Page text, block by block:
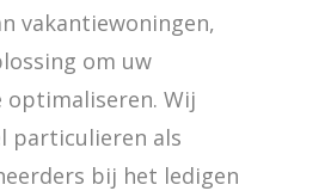
vakantiewoningen,
om uw
optimaliseren. Wij
particulieren als
bij het ledigen